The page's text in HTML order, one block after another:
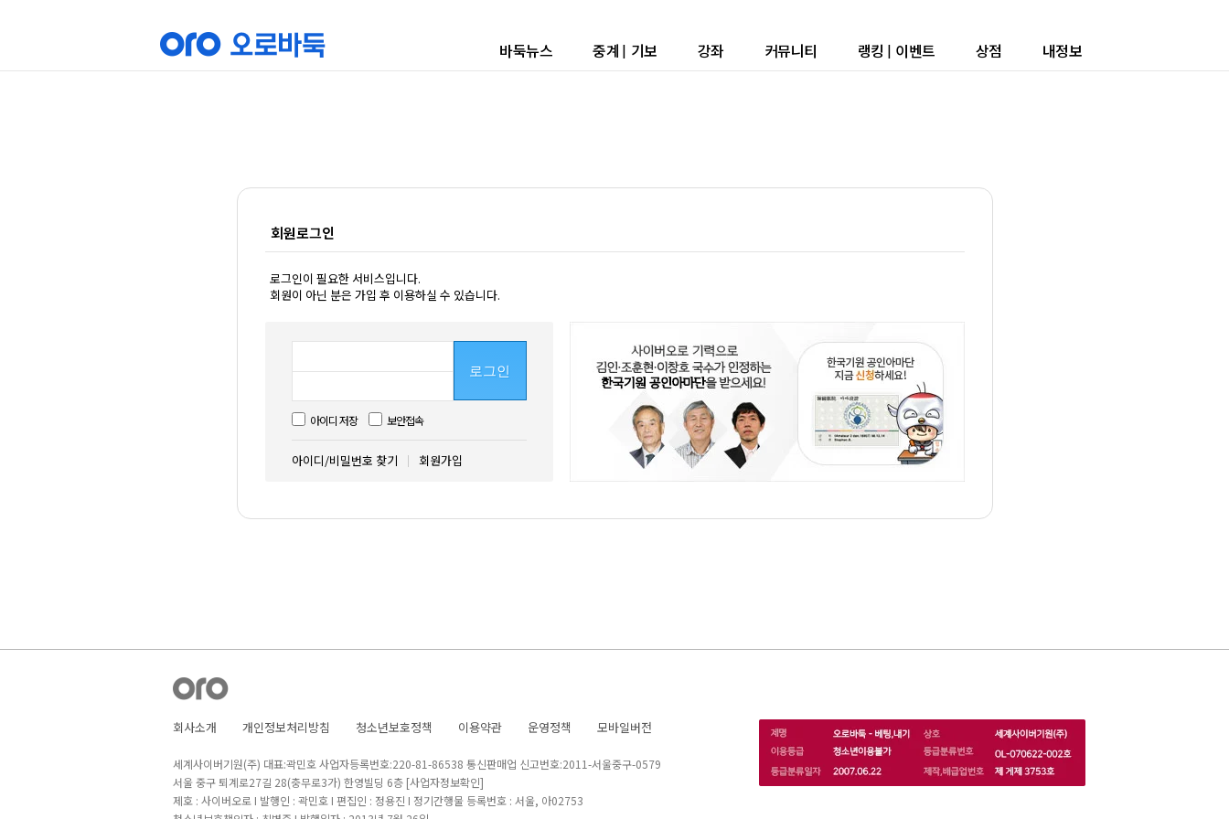
바둑뉴스 중계 | 기보 강좌 커뮤니티 랭킹 | 이벤트 상점 내정보
회원로그인
로그인이 필요한 서비스입니다.
회원이 아닌 분은 가입 후 이용하실 수 있습니다.
로그인
아이디 저장 보안접속
아이디/비밀번호 찾기 회원가입
회사소개 개인정보처리방침 청소년보호정책 이용약관 운영정책 모바일버전
세계사이버기원(주) 대표:곽민호 사업자등록번호:220-81-86538 통신판매업 신고번호:2011-서울중구-0579
서울 중구 퇴계로27길 28(충무로3가) 한영빌딩 6층 [사업자정보확인]
제호 : 사이버오로 I 발행인 : 곽민호 I 편집인 : 정용진 I 정기간행물 등록번호 : 서울, 아02753